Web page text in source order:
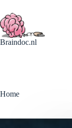
Braindoc.nl
Home